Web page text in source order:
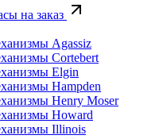
на заказ
Agassiz
Cortebert
Elgin
Hampden
Henry Moser
Howard
Illinois